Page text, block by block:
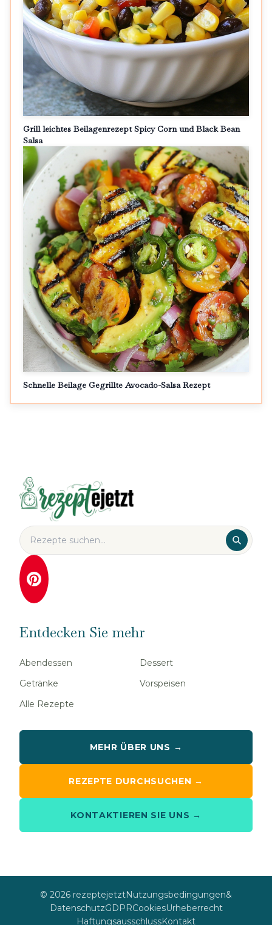
Grill leichtes Beilagenrezept Spicy Corn und Black Bean
Salsa
Schnelle Beilage Gegrillte Avocado-Salsa Rezept
Entdecken Sie mehr
Abendessen
Dessert
Getränke
Vorspeisen
Alle Rezepte
MEHR ÜBER UNS →
REZEPTE DURCHSUCHEN →
KONTAKTIEREN SIE UNS →
© 2026 rezeptejetztNutzungsbedingungen&
DatenschutzGDPRCookiesUrheberrecht
HaftungsausschlussKontakt